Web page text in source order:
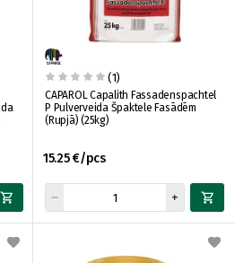
(1)
CAPAROL Capalith Fassadenspachtel
P Pulverveida Špaktele Fasādēm
(Rupjā) (25kg)
15.25 €/pcs